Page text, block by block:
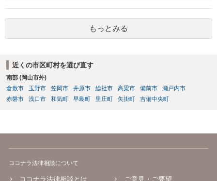
もっとみる
近くの市区町村を選び直す
南部 (岡山市外)
倉敷市
玉野市 笠岡市 井原市 総社市 高梁市 備前市
瀬戸内市
赤磐市
浅口市 和気町 早島町 里庄町 矢掛町 吉備中央町
ココナラ法律相談について
ココナラ法律相談とは
ご意見・ご要望